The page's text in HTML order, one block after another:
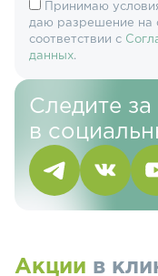
Принимаю
даю разрешение на
соответствии с
данных.
Следите за
в
Акции в